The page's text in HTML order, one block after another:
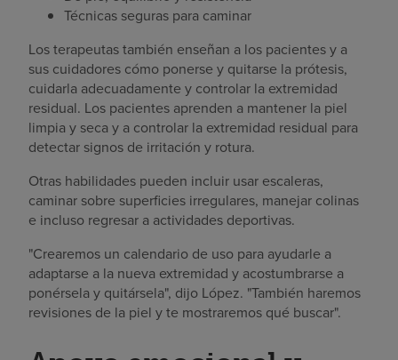
Técnicas seguras para caminar
Los terapeutas también enseñan a los pacientes y a
sus cuidadores cómo ponerse y quitarse la prótesis,
cuidarla adecuadamente y controlar la extremidad
residual. Los pacientes aprenden a mantener la piel
limpia y seca y a controlar la extremidad residual para
detectar signos de irritación y rotura.
Otras habilidades pueden incluir usar escaleras,
caminar sobre superficies irregulares, manejar colinas
e incluso regresar a actividades deportivas.
"Crearemos un calendario de uso para ayudarle a
adaptarse a la nueva extremidad y acostumbrarse a
ponérsela y quitársela", dijo López. "También haremos
revisiones de la piel y te mostraremos qué buscar".